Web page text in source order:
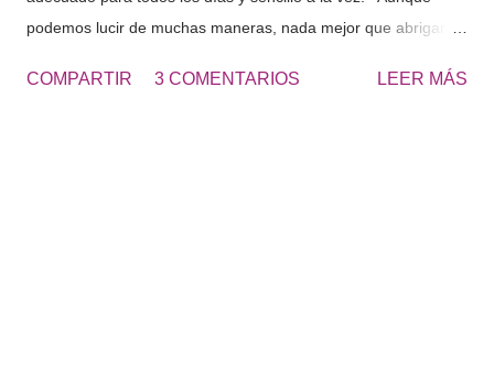
podemos lucir de muchas maneras, nada mejor que abrigarse
detalles del abrigo! Además tenemos la oportunidad de
COMPARTIR 3 COMENTARIOS LEER MÁS